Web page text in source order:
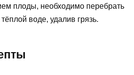
плоды, необходимо перебрать
воде, удалив грязь.